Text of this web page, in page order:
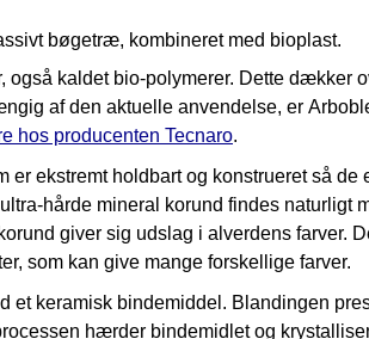
bøgetræ, kombineret med bioplast.
kaldet bio-polymerer. Dette dækker
af den aktuelle anvendelse, er
hos producenten Tecnaro.
ekstremt holdbart og konstrueret så de
hårde mineral korund findes naturligt
giver sig udslag i alverdens farver.
som kan give mange forskellige farver.
et keramisk bindemiddel. Blandingen
hærder bindemidlet og